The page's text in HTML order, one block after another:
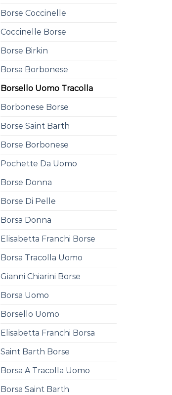
Borse Coccinelle
Coccinelle Borse
Borse Birkin
Borsa Borbonese
Borsello Uomo Tracolla
Borbonese Borse
Borse Saint Barth
Borse Borbonese
Pochette Da Uomo
Borse Donna
Borse Di Pelle
Borsa Donna
Elisabetta Franchi Borse
Borsa Tracolla Uomo
Gianni Chiarini Borse
Borsa Uomo
Borsello Uomo
Elisabetta Franchi Borsa
Saint Barth Borse
Borsa A Tracolla Uomo
Borsa Saint Barth